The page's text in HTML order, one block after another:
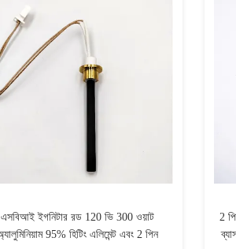
এসবিআই ইগনিটার রড 120 ভি 300 ওয়াট
95% হিটিং এলিমেন্ট এবং 2 পিন
2